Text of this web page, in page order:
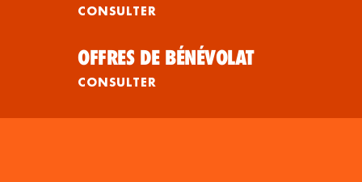
CONSULTER
OFFRES DE BÉNÉVOLAT
CONSULTER